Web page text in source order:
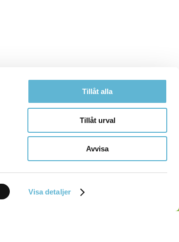
Visa detaljer
Tillåt alla
Tillåt urval
Avvisa